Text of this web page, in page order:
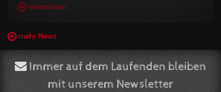
weiterlesen
mehr News
Immer auf dem Laufenden bleiben
mit unserem Newsletter